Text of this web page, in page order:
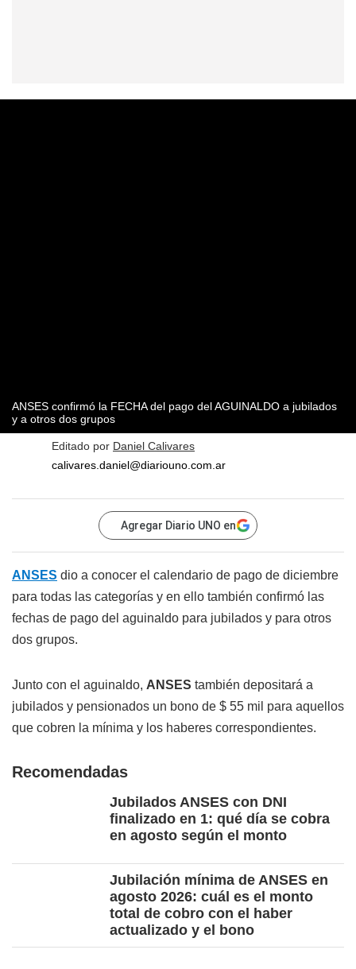
ANSES confirmó la FECHA del pago del AGUINALDO a jubilados
y a otros dos grupos
Editado por Daniel Calivares
calivares.daniel@diariouno.com.ar
Agregar Diario UNO en
ANSES dio a conocer el calendario de pago de diciembre
para todas las categorías y en ello también confirmó las
fechas de pago del aguinaldo para jubilados y para otros
dos grupos.
Junto con el aguinaldo, ANSES también depositará a
jubilados y pensionados un bono de $ 55 mil para aquellos
que cobren la mínima y los haberes correspondientes.
Recomendadas
Jubilados ANSES con DNI
finalizado en 1: qué día se cobra
en agosto según el monto
Jubilación mínima de ANSES en
agosto 2026: cuál es el monto
total de cobro con el haber
actualizado y el bono